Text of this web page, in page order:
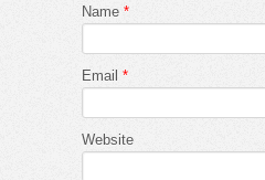
Name *
Email *
Website